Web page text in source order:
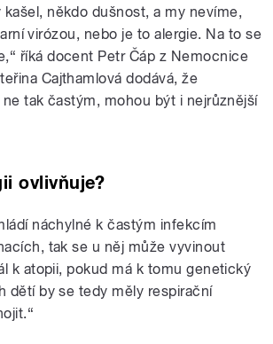
někdo dušnost, a my nevíme,
virózou, nebo je to alergie. Na to se
říká docent Petr Čáp z Nemocnice
Cajthamlová dodává, že
tak častým, mohou být i nejrůznější
ovlivňuje?
náchylné k častým infekcím
tak se u něj může vyvinout
k atopii, pokud má k tomu genetický
dětí by se tedy měly respirační